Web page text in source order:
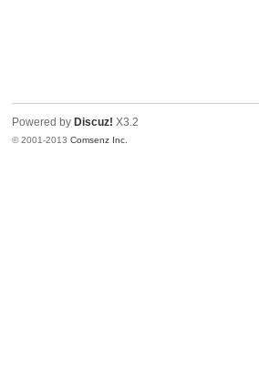
Powered by Discuz! X3.2
© 2001-2013Comsenz Inc.